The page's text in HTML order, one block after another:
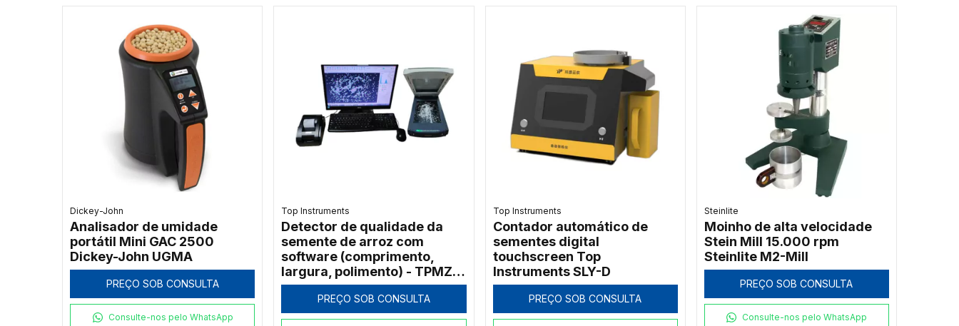
Dickey-John
Analisador de umidade
portátil Mini GAC 2500
Dickey-John UGMA
PREÇO SOB CONSULTA
Consulte-nos pelo WhatsApp
Top Instruments
Detector de qualidade da
semente de arroz com
software (comprimento,
largura, polimento) - TPMZ-
A
PREÇO SOB CONSULTA
Top Instruments
Contador automático de
sementes digital
touchscreen Top
Instruments SLY-D
PREÇO SOB CONSULTA
Steinlite
Moinho de alta velocidade
Stein Mill 15.000 rpm
Steinlite M2-Mill
PREÇO SOB CONSULTA
Consulte-nos pelo WhatsApp